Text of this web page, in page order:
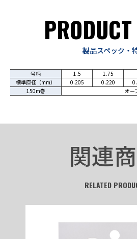
製品スペック・
号柄 1.5 1.75
標準直径（mm）
0.205 0.220
150m巻
オー
関連
RELATED